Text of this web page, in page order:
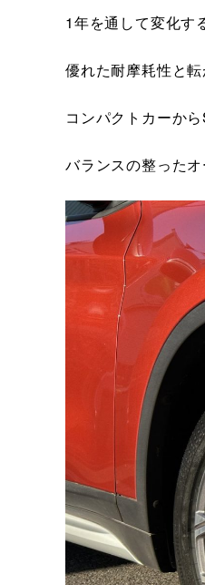
1年を通して変化す
優れた耐摩耗性と
コンパクトカーか
バランスの整ったオ